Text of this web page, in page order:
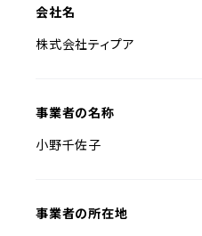
会社名
株式会社ティプア
事業者の名称
小野千佐子
事業者の所在地